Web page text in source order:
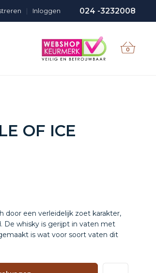
024 -3232008
Inloggen
|
0
OF ICE
door een verleidelijk zoet karakter,
De whisky is gerijpt in vaten met
is wat voor soort vaten dit